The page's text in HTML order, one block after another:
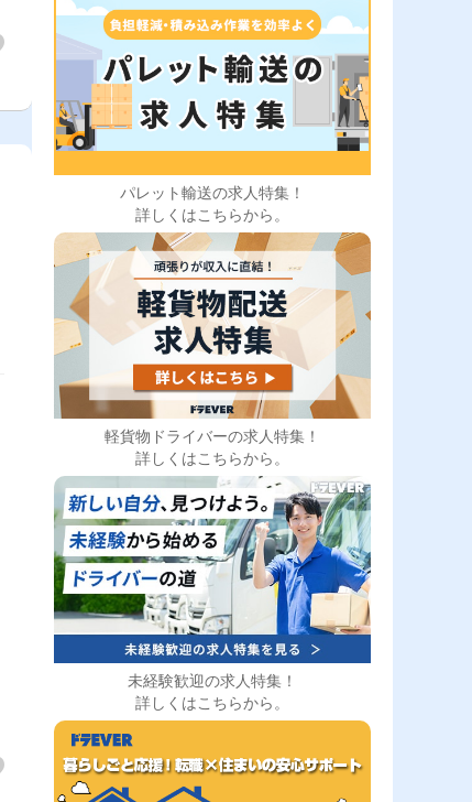
パレット輸送の求人特集！
詳しくはこちらから。
軽貨物ドライバーの求人特集！
詳しくはこちらから。
未経験歓迎の求人特集！
詳しくはこちらから。